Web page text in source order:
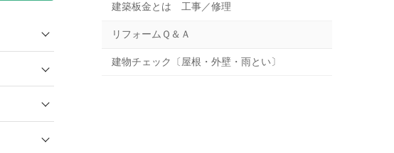
建築板金とは 工事／修理
リフォームＱ＆Ａ
建物チェック〔屋根・外壁・雨とい〕